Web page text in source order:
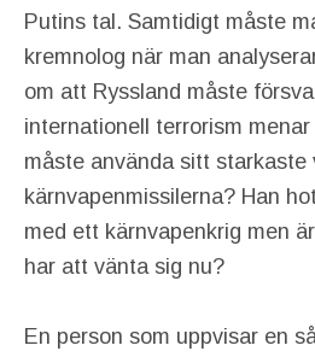
Putins tal. Samtidigt måste
kremnolog när man
om att Ryssland måste
internationell terrorism
måste använda sitt starkaste
kärnvapenmissilerna? Han
med ett kärnvapenkrig men
har att vänta sig nu?
En person som uppvisar en